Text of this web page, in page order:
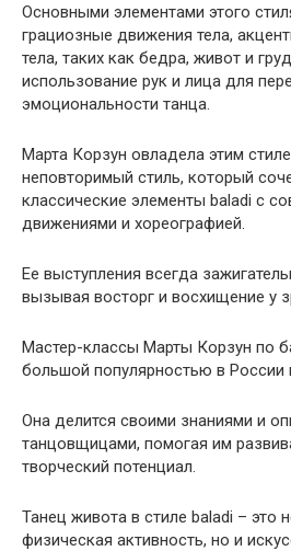
Основными элементами этого
грациозные движения тела,
тела, таких как бедра, живот и
использование рук и лица для
эмоциональности танца.
Марта Корзун овладела этим
неповторимый стиль, который
классические элементы baladi с
движениями и хореографией.
Ее выступления всегда
вызывая восторг и восхищение у
Мастер-классы Марты Корзун по
большой популярностью в России
Она делится своими знаниями и
танцовщицами, помогая им
творческий потенциал.
Танец живота в стиле baladi – это
физическая активность, но и